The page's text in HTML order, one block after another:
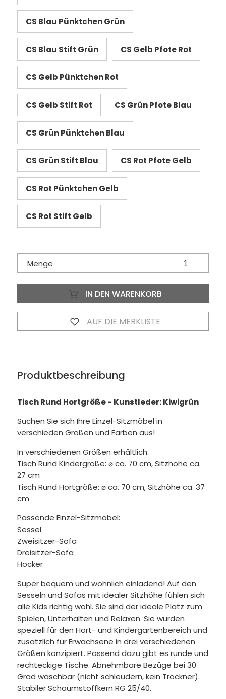
CS Blau Pünktchen Grün
CS Blau Stift Grün CS Gelb Pfote Rot
CS Gelb Pünktchen Rot
CS Gelb Stift Rot CS Grün Pfote Blau
CS Grün Pünktchen Blau
CS Grün Stift Blau CS Rot Pfote Gelb
CS Rot Pünktchen Gelb
CS Rot Stift Gelb
Menge
IN DEN WARENKORB
AUF DIE MERKLISTE
Produktbeschreibung
Tisch Rund Hortgröße - Kunstleder: Kiwigrün
Suchen Sie sich Ihre Einzel-Sitzmöbel in
verschieden Größen und Farben aus!
In verschiedenen Größen erhältlich:
Tisch Rund Kindergröße: ⌀ ca. 70 cm, Sitzhöhe ca.
27 cm
Tisch Rund Hortgröße: ⌀ ca. 70 cm, Sitzhöhe ca. 37
cm
Passende Einzel-Sitzmöbel:
Sessel
Zweisitzer-Sofa
Dreisitzer-Sofa
Hocker
Super bequem und wohnlich einladend! Auf den
Sesseln und Sofas mit idealer Sitzhöhe fühlen sich
alle Kids richtig wohl. Sie sind der ideale Platz zum
Spielen, Unterhalten und Relaxen. Sie wurden
speziell für den Hort- und Kindergartenbereich und
zusätzlich für Erwachsene in drei verschiedenen
Größen konzipiert. Passend dazu gibt es runde und
rechteckige Tische. Abnehmbare Bezüge bei 30
Grad waschbar (nicht schleudern, kein Trockner).
Stabiler Schaumstoffkern RG 25/40.